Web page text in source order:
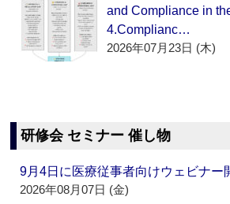
and Compliance in
4.Complianc…
2026年07月23日 (木)
研修会 セミナー 催し物
9月4日に医療従事者向けウェビナ
2026年08月07日 (金)